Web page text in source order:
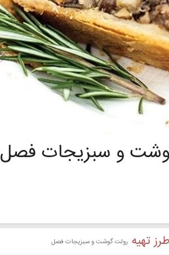
و سبزیجات فصل
طرز تهیه رولت گوشت و سبزیجات فصل